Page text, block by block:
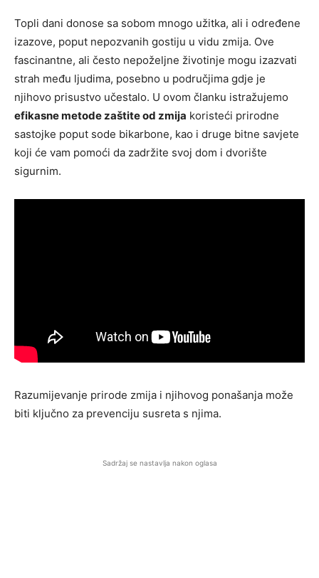
Topli dani donose sa sobom mnogo užitka, ali i određene
izazove, poput nepozvanih gostiju u vidu zmija. Ove
fascinantne, ali često nepoželjne životinje mogu izazvati
strah među ljudima, posebno u područjima gdje je
njihovo prisustvo učestalo. U ovom članku istražujemo
efikasne metode zaštite od zmija koristeći prirodne
sastojke poput sode bikarbone, kao i druge bitne savjete
koji će vam pomoći da zadržite svoj dom i dvorište
sigurnim.
Razumijevanje prirode zmija i njihovog ponašanja može
biti ključno za prevenciju susreta s njima.
Sadržaj se nastavlja nakon oglasa